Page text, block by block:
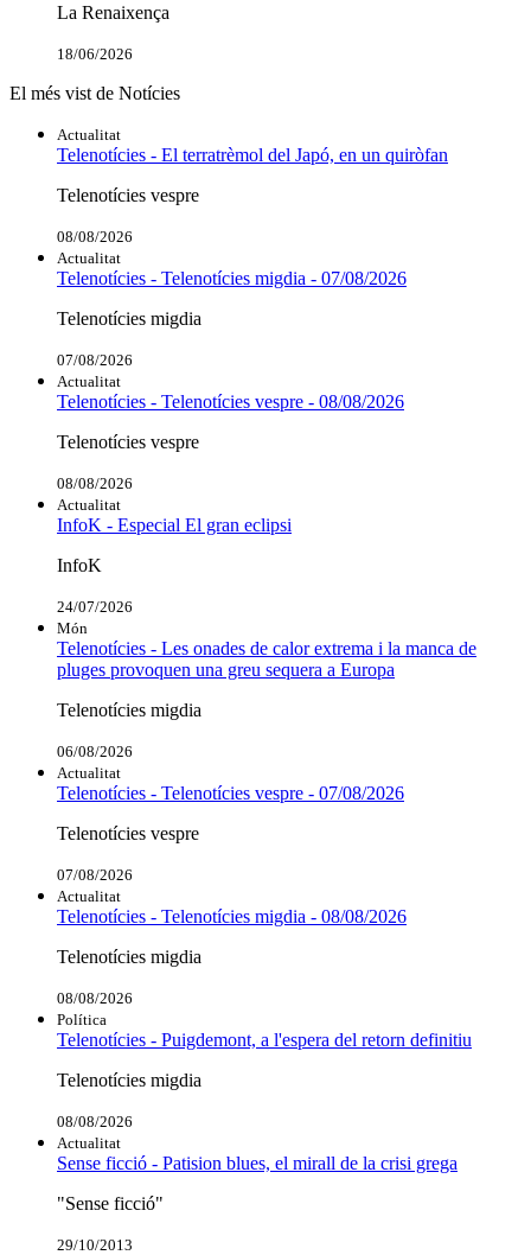
La Renaixença
18/06/2026
El més vist de Notícies
Actualitat
Telenotícies - El terratrèmol del Japó, en un quiròfan
Telenotícies vespre
08/08/2026
Actualitat
Telenotícies - Telenotícies migdia - 07/08/2026
Telenotícies migdia
07/08/2026
Actualitat
Telenotícies - Telenotícies vespre - 08/08/2026
Telenotícies vespre
08/08/2026
Actualitat
InfoK - Especial El gran eclipsi
InfoK
24/07/2026
Món
Telenotícies - Les onades de calor extrema i la manca de
pluges provoquen una greu sequera a Europa
Telenotícies migdia
06/08/2026
Actualitat
Telenotícies - Telenotícies vespre - 07/08/2026
Telenotícies vespre
07/08/2026
Actualitat
Telenotícies - Telenotícies migdia - 08/08/2026
Telenotícies migdia
08/08/2026
Política
Telenotícies - Puigdemont, a l'espera del retorn definitiu
Telenotícies migdia
08/08/2026
Actualitat
Sense ficció - Patision blues, el mirall de la crisi grega
"Sense ficció"
29/10/2013